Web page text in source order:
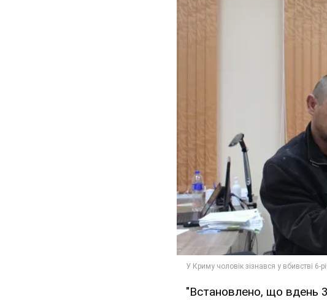
"Встановлено, що вдень